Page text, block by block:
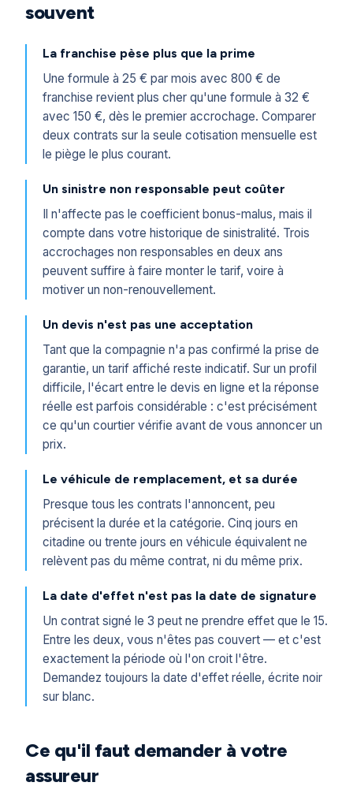
souvent
La franchise pèse plus que la prime
Une formule à 25 € par mois avec 800 € de
franchise revient plus cher qu'une formule à 32 €
avec 150 €, dès le premier accrochage. Comparer
deux contrats sur la seule cotisation mensuelle est
le piège le plus courant.
Un sinistre non responsable peut coûter
Il n'affecte pas le coefficient bonus-malus, mais il
compte dans votre historique de sinistralité. Trois
accrochages non responsables en deux ans
peuvent suffire à faire monter le tarif, voire à
motiver un non-renouvellement.
Un devis n'est pas une acceptation
Tant que la compagnie n'a pas confirmé la prise de
garantie, un tarif affiché reste indicatif. Sur un profil
difficile, l'écart entre le devis en ligne et la réponse
réelle est parfois considérable : c'est précisément
ce qu'un courtier vérifie avant de vous annoncer un
prix.
Le véhicule de remplacement, et sa durée
Presque tous les contrats l'annoncent, peu
précisent la durée et la catégorie. Cinq jours en
citadine ou trente jours en véhicule équivalent ne
relèvent pas du même contrat, ni du même prix.
La date d'effet n'est pas la date de signature
Un contrat signé le 3 peut ne prendre effet que le 15.
Entre les deux, vous n'êtes pas couvert — et c'est
exactement la période où l'on croit l'être.
Demandez toujours la date d'effet réelle, écrite noir
sur blanc.
Ce qu'il faut demander à votre
assureur